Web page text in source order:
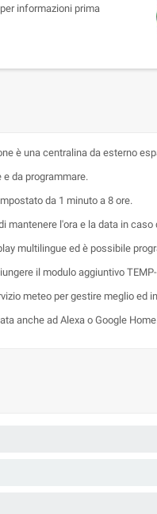
informazioni prima
è una centralina da esterno
da programmare.
da 1 minuto a 8 ore.
mantenere l'ora e la data in
multilingue ed è possibile
il modulo aggiuntivo
meteo per gestire meglio ed
anche ad Alexa o Google